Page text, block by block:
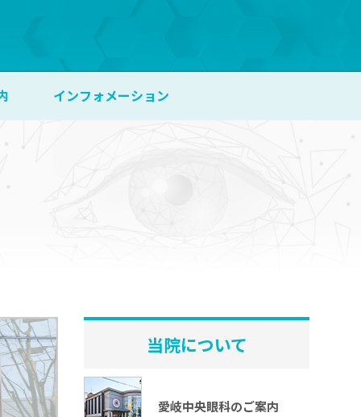
インフォメーション
当院について
愛岐中央眼科のご案内